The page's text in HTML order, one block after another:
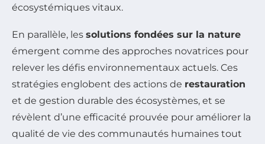
écosystémiques vitaux.
En parallèle, les solutions fondées sur la nature
émergent comme des approches novatrices pour
relever les défis environnementaux actuels. Ces
stratégies englobent des actions de restauration
et de gestion durable des écosystèmes, et se
révèlent d’une efficacité prouvée pour améliorer la
qualité de vie des communautés humaines tout